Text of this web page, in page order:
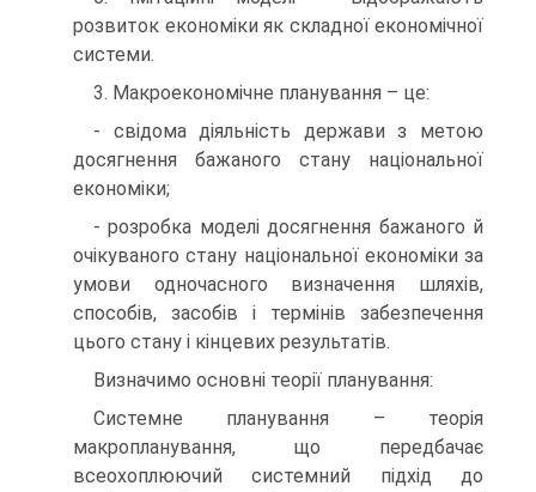
розвиток економіки як складної економічної
системи.
3. Макроекономічне планування – це:
- свідома діяльність держави з метою
досягнення бажаного стану національної
економіки;
- розробка моделі досягнення бажаного й
очікуваного стану національної економіки за
умови одночасного визначення шляхів,
способів, засобів і термінів забезпечення
цього стану і кінцевих результатів.
Визначимо основні теорії планування:
Системне планування – теорія
макропланування, що передбачає
всеохоплюючий системний підхід до